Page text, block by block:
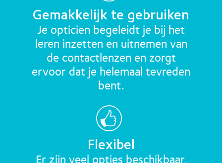
Gemakkelijk te gebruiken
Je opticien begeleidt je bij het
leren inzetten en uitnemen van
de contactlenzen en zorgt
ervoor dat je helemaal tevreden
bent.
Flexibel
Er zijn veel opties beschikbaar,